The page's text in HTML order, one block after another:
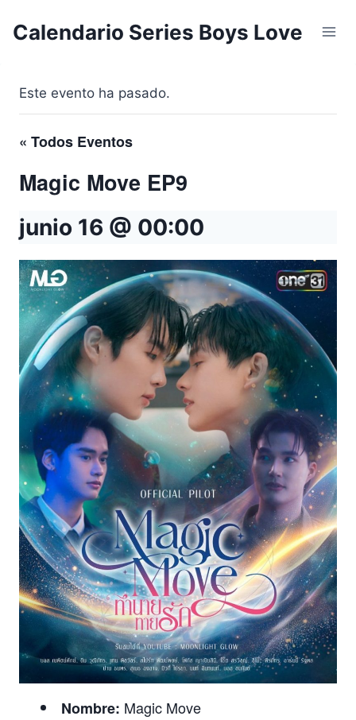
Calendario Series Boys Love
Este evento ha pasado.
« Todos Eventos
Magic Move EP9
junio 16 @ 00:00
Nombre: Magic Move